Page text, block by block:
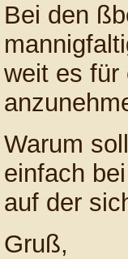
Bei den
weit es für
Warum
einfach
auf der
Gruß,